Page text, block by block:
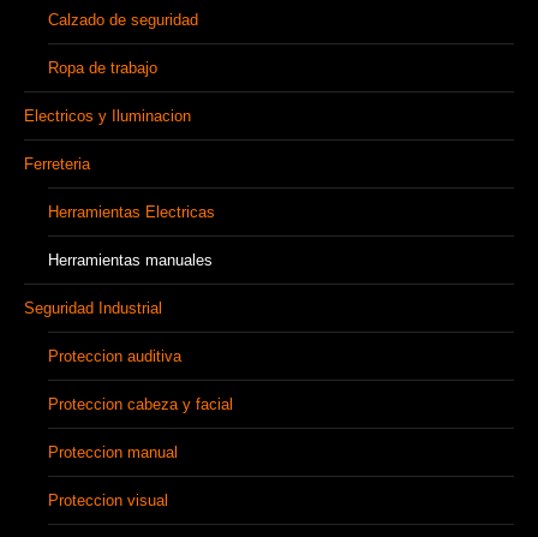
Calzado de seguridad
Ropa de trabajo
Electricos y Iluminacion
Ferreteria
Herramientas Electricas
Herramientas manuales
Seguridad Industrial
Proteccion auditiva
Proteccion cabeza y facial
Proteccion manual
Proteccion visual